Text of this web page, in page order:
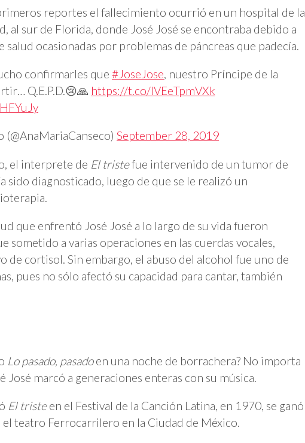
reportes el fallecimiento ocurrió en un hospital de la
al sur de Florida, donde José José se encontraba debido a
salud ocasionadas por problemas de páncreas que padecía.
confirmarles que #JoseJose, nuestro Príncipe de la
Q.E.P.D.😢🙏 https://t.co/lVEeTpmVXk
(@AnaMariaCanseco) September 28, 2019
el interprete de El tristefue intervenido de un tumor de
sido diagnosticado, luego de que se le realizó un
que enfrentó José José a lo largo de su vida fueron
sometido a varias operaciones en las cuerdas vocales,
de cortisol. Sin embargo, el abuso del alcohol fue uno de
pues no sólo afectó su capacidad para cantar, también
Lo pasado, pasadoen una noche de borrachera? No importa
José marcó a generaciones enteras con su música.
El tristeen el Festival de la Canción Latina, en 1970, se ganó
teatro Ferrocarrilero en la Ciudad de México.